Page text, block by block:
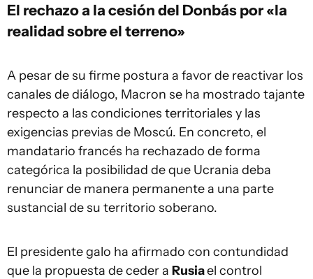
El rechazo a la cesión del Donbás por «la
realidad sobre el terreno»
A pesar de su firme postura a favor de reactivar los
canales de diálogo, Macron se ha mostrado tajante
respecto a las condiciones territoriales y las
exigencias previas de Moscú. En concreto, el
mandatario francés ha rechazado de forma
categórica la posibilidad de que Ucrania deba
renunciar de manera permanente a una parte
sustancial de su territorio soberano.
El presidente galo ha afirmado con contundidad
que la propuesta de ceder a Rusiael control